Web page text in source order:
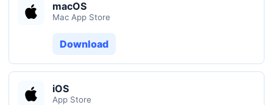
macOS
Mac App Store
Download
iOS
App Store